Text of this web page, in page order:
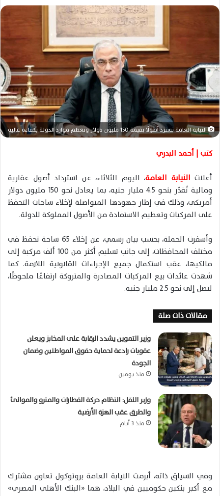
ي
د
ا
ك
ت
ر
و
ن
ا
النيابة العامة تسترد أصولًا بقيمة 150 مليون دولار وتعظم موارد الدولة بكفاءة عالية
كتب | أحمد البدري
أعلنت النيابة العامة، اليوم الثلاثاء، عن استرداد أصول عقارية
ومالية تُقدّر بنحو 4.5 مليار جنيه، بما يعادل نحو 150 مليون دولار
أمريكي، وذلك في إطار جهودها المتواصلة لإخلاء ساحات التحفظ
على المركبات وتعظيم الاستفادة من الأصول المملوكة للدولة.
وأسفرت الحملة، بحسب بيان رسمي، عن إخلاء 65 ساحة تحفظ في
مختلف المحافظات، إلى جانب تسليم أكثر من 100 ألف مركبة إلى
مالكيها، عقب استكمال جميع الإجراءات القانونية اللازمة. كما
شهدت عائدات بيع المركبات المصادرة والمتروكة ارتفاعًا ملحوظًا،
لتصل إلى نحو 2.5 مليار جنيه.
مقالات ذات صلة
وزير التموين يشدد الرقابة على المخابز ويعلن
عقوبات رادعة لحماية حقوق المواطنين وضمان
الجودة
منذ يومين
وزير النقل: انتظام حركة القطارات والمترو والموانئ
والطرق عقب الهزة الأرضية
منذ 3 أيام
وفي السياق ذاته، أبرمت النيابة العامة بروتوكول تعاون مشترك
مع أكبر بنكين حكوميين في البلاد، هما «البنك الأهلي المصري»